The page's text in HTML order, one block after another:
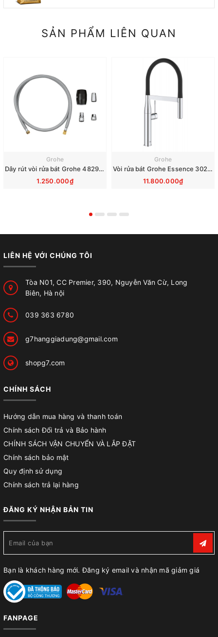
SẢN PHẨM LIÊN QUAN
Grohe
Dây rút vòi rửa bát Grohe 48293000
1.250.000₫
Grohe
Vòi rửa bát Grohe Essence 30294000
11.800.000₫
LIÊN HỆ VỚI CHÚNG TÔI
Tòa N01, CC Premier, 390, Nguyễn Văn Cừ, Long
Biên, Hà nội
039 363 6780
g7hanggiadung@gmail.com
shopg7.com
CHÍNH SÁCH
Hướng dẫn mua hàng và thanh toán
Chính sách Đổi trả và Bảo hành
CHÍNH SÁCH VẬN CHUYỂN VÀ LẮP ĐẶT
Chính sách bảo mật
Quy định sử dụng
Chính sách trả lại hàng
ĐĂNG KÝ NHẬN BẢN TIN
Bạn là khách hàng mới. Đăng ký email và nhận mã giảm giá
FANPAGE